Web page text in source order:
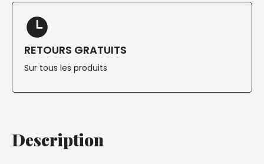
RETOURS GRATUITS
Sur tous les produits
Description